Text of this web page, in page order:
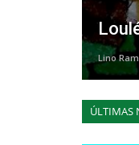
Lino
ÚLTIMAS